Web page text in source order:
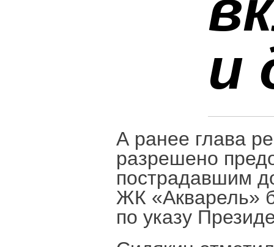
и
А ранее глава
разрешено
пострадавшим
ЖК «Акварель»
по указу